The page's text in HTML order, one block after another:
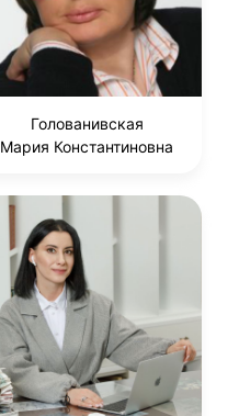
Голованивская
Мария Константиновна